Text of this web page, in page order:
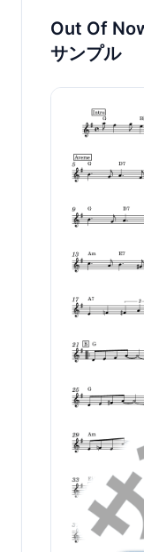
Out Of
サンプル